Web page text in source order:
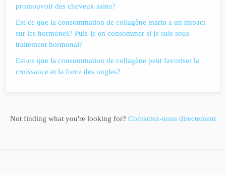
promouvoir des cheveux sains?
Est-ce que la consommation de collagène marin a un impact
sur les hormones? Puis-je en consommer si je suis sous
traitement hormonal?
Est-ce que la consommation de collagène peut favoriser la
croissance et la force des ongles?
Not finding what you're looking for? Contactez-nous directement